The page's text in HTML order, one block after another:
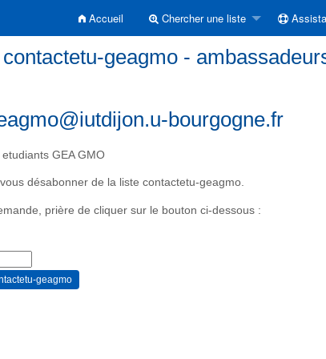
Accueil Chercher une liste
contactetu-geagmo -
bourgogne.fr
GEA GMO
désabonner de la liste contactetu-geagmo.
prière de cliquer sur le bouton ci-dessous :